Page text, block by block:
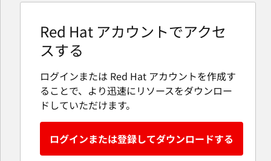
Red Hat アカウントでアクセ
スする
ログインまたは Red Hat アカウントを作成す
ることで、より迅速にリソースをダウンロー
ドしていただけます。
ログインまたは登録してダウンロードする